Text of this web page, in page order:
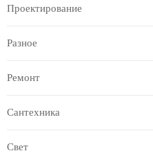
Проектирование
Разное
Ремонт
Сантехника
Свет